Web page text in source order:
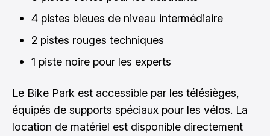
4 pistes bleues de niveau intermédiaire
2 pistes rouges techniques
1 piste noire pour les experts
Le Bike Park est accessible par les télésièges,
équipés de supports spéciaux pour les vélos. La
location de matériel est disponible directement